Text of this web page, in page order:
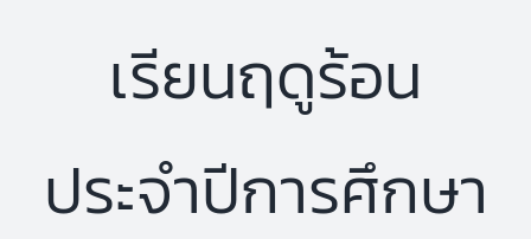
เรียนฤดูร้อน
ประจำปีการศึกษา